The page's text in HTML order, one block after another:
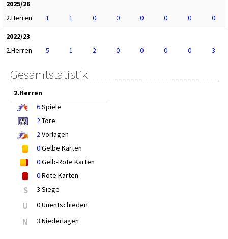
2025/26
2.Herren
1 1 0 0 0 0 0
0
2022/23
2.Herren
5 1 2 0 0 0 0 3
Gesamtstatistik
2.Herren
6Spiele
2Tore
2Vorlagen
0Gelbe Karten
0Gelb-Rote Karten
0Rote Karten
S 3 Siege
U 0 Unentschieden
N 3 Niederlagen